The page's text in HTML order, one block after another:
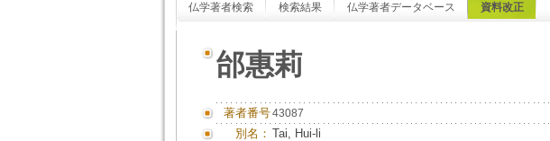
仏学著者検索 検索結果 仏学著者データベース 資料改正
邰惠莉
著者番号43087
別名： Tai, Hui-li